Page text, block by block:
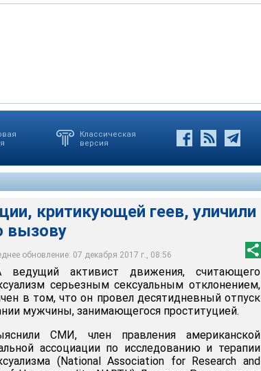
Классическая
версия
критикующей геев, уличили
вызову
обновление: 07 декабря 2017 г., 08:56
геев Джордж Рекерс, уличили в связи с
ассоциации по исследованию и
нанял компаньона на сайте с
(мальчик в аренду)
20-летний житель Пуэрто-Рико,
Geo
активист движения, считающего
серьезным сексуальным отклонением,
в том, что он провел десятидневный отпуск
мужчины, занимающегося проституцией.
СМИ, член правления американской
ассоциации по исследованию и терапии
(National Association for Research and